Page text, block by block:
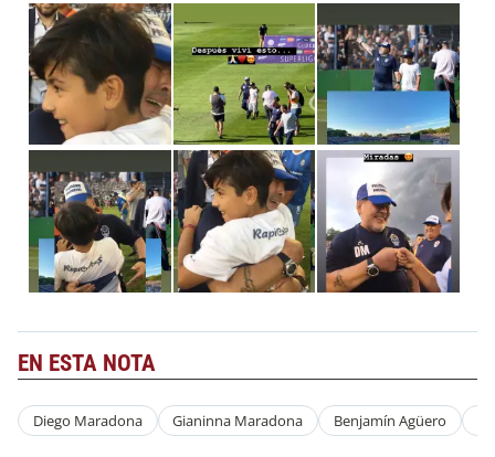
EN ESTA NOTA
Diego Maradona Gianinna Maradona Benjamín Agüero